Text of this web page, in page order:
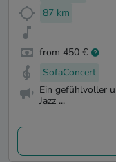
87 km
from 450 €
SofaConcert
Ein gefühlvoller
Jazz ...